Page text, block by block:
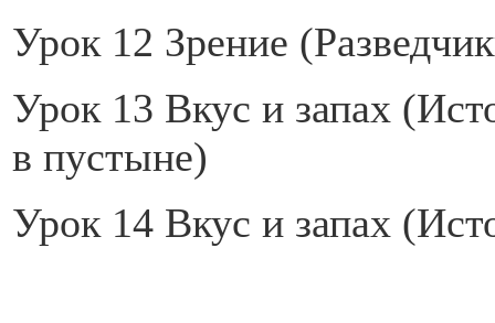
Урок 12 Зрение
Урок 13 Вкус и запах
в пустыне)
Урок 14 Вкус и запах